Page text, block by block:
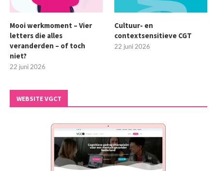
Mooi werkmoment – Vier
letters die alles
veranderden – of toch
niet?
22 juni 2026
Cultuur- en
contextsensitieve CGT
22 juni 2026
WEBSITE VGCT